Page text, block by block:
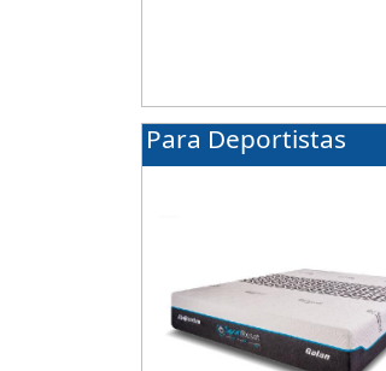
Para Deportistas